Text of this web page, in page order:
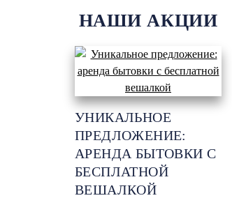
НАШИ АКЦИИ
УНИКАЛЬНОЕ
ПРЕДЛОЖЕНИЕ:
АРЕНДА БЫТОВКИ С
БЕСПЛАТНОЙ
ВЕШАЛКОЙ